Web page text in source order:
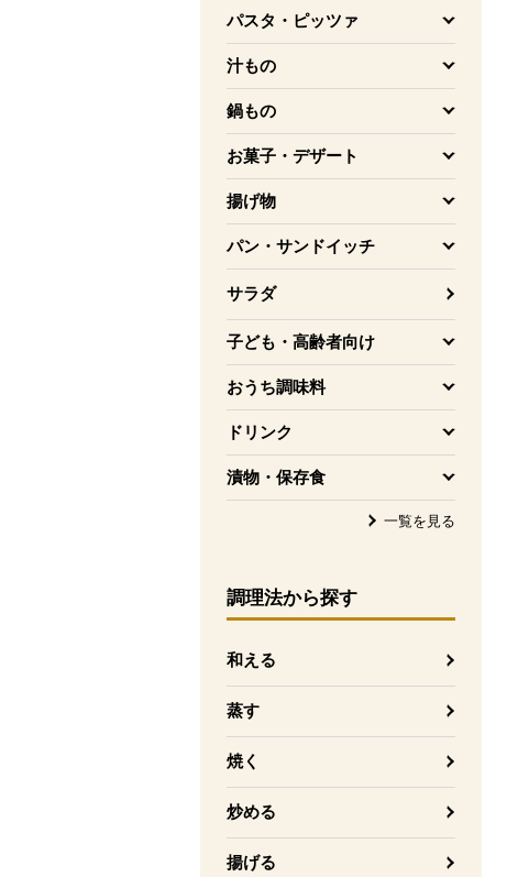
パスタ・ピッツァ
を開く
汁もの
を開く
鍋もの
を開く
お菓子・デザート
を開く
揚げ物
を開く
パン・サンドイッチ
を開く
サラダ
子ども・高齢者向け
を開く
おうち調味料
を開く
ドリンク
を開く
漬物・保存食
を開く
一覧を見る
調理法から探す
和える
蒸す
焼く
炒める
揚げる